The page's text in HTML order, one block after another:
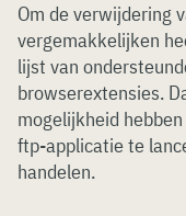
Om de verwijdering
vergemakkelijken
lijst van
browserextensies.
mogelijkheid
ftp-applicatie te
handelen.